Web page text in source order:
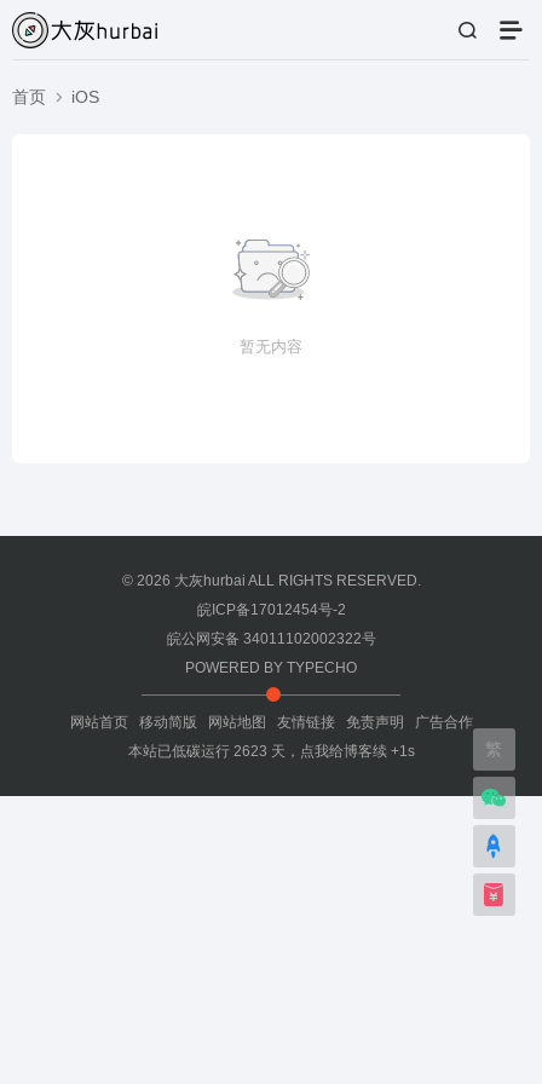
首页 iOS
暂无内容
© 2026 大灰hurbai ALL RIGHTS RESERVED.
皖ICP备17012454号-2
皖公网安备 34011102002322号
POWERED BY TYPECHO
网站首页 移动简版 网站地图 友情链接 免责声明
广告合作
本站已低碳运行2623 天， 点我给博客续 +1s 繁